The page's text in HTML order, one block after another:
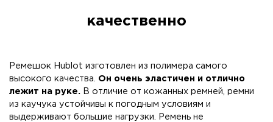
качественно
Ремешок Hublot изготовлен из полимера самого
высокого качества. Он очень эластичен и отлично
лежит на руке. В отличие от кожанных ремней, ремни
из каучука устойчивы к погодным условиям и
выдерживают большие нагрузки. Ремень не